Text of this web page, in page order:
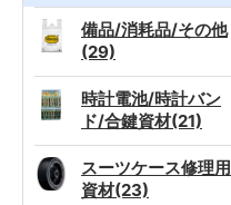
備品/消耗品/その他
(29)
時計電池/時計バン
ド/合鍵資材(21)
スーツケース修理用
資材(23)